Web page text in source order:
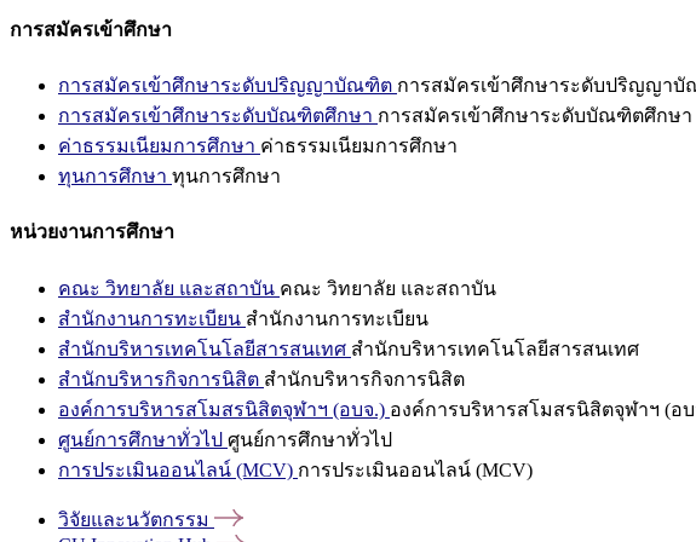
การสมัครเข้าศึกษา
การสมัครเข้าศึกษาระดับปริญญาบัณฑิต การสมัครเข้าศึกษาระดับปริญญา
การสมัครเข้าศึกษาระดับบัณฑิตศึกษา การสมัครเข้าศึกษาระดับบัณฑิตศึกษา
ค่าธรรมเนียมการศึกษา ค่าธรรมเนียมการศึกษา
ทุนการศึกษา ทุนการศึกษา
หน่วยงานการศึกษา
คณะ วิทยาลัย และสถาบัน คณะ วิทยาลัย และสถาบัน
สำนักงานการทะเบียน สำนักงานการทะเบียน
สำนักบริหารเทคโนโลยีสารสนเทศ สำนักบริหารเทคโนโลยีสารสนเทศ
สำนักบริหารกิจการนิสิต สำนักบริหารกิจการนิสิต
องค์การบริหารสโมสรนิสิตจุฬาฯ (อบจ.) องค์การบริหารสโมสรนิสิตจุฬาฯ (อบ
ศูนย์การศึกษาทั่วไป ศูนย์การศึกษาทั่วไป
การประเมินออนไลน์ (MCV) การประเมินออนไลน์ (MCV)
วิจัยและนวัตกรรม